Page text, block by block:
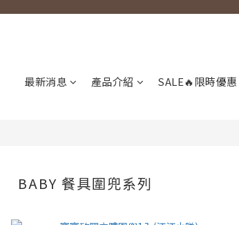
最新消息 產品介紹 SALE🔥限時優惠
BABY 餐具圍兜系列